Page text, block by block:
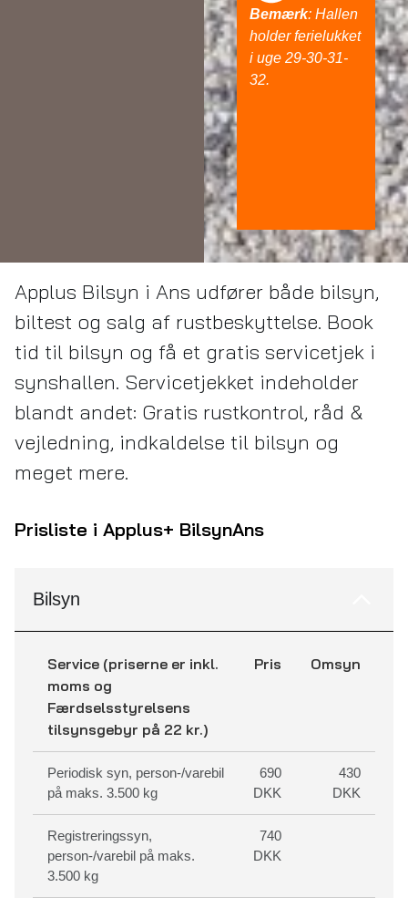
Bemærk: Hallen
holder ferielukket
i uge 29-30-31-
32.
Applus Bilsyn i Ans udfører både bilsyn,
biltest og salg af rustbeskyttelse. Book
tid til bilsyn og få et gratis servicetjek i
synshallen. Servicetjekket indeholder
blandt andet: Gratis rustkontrol, råd &
vejledning, indkaldelse til bilsyn og
meget mere.
Prisliste i Applus+ BilsynAns
Bilsyn
Service (priserne er inkl.
moms og
Færdselsstyrelsens
tilsynsgebyr på 22 kr.)
Pris Omsyn
Periodisk syn, person-/varebil
på maks. 3.500 kg
690
DKK
430
DKK
Registreringssyn,
person-/varebil på maks.
3.500 kg
740
DKK